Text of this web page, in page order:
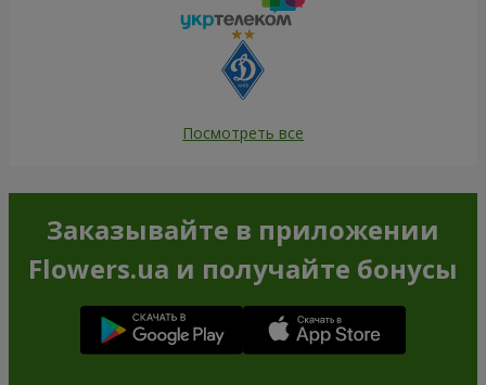
Посмотреть все
Заказывайте в приложении
Flowers.ua и получайте бонусы